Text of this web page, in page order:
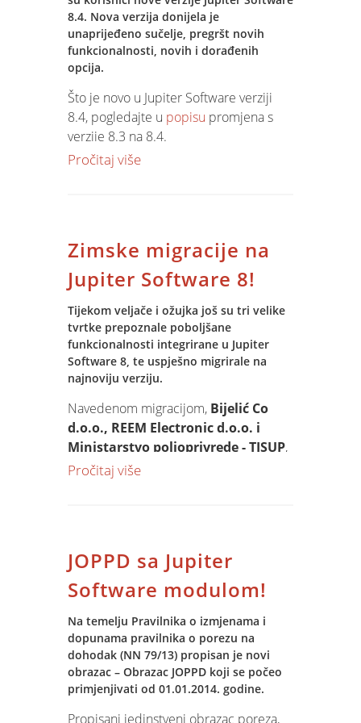
standardne module za upravljanje
tvrtkom – BI, ERP, CRM, HRM i WHM, uz
specifičnosti praćenja proizvodnje
kovanog novca, registracijskih pločica,
numizmatike, medalja, plaketa i znački.
U procesu izvođenja projekta
prakse projektnog managementa (PMI
(milestones) i rješavanja nesukladnosti.
8.4. Nova verzija donijela je
unaprijeđeno sučelje, pregršt novih
funkcionalnosti, novih i dorađenih
opcija.
Što je novo u Jupiter Software verziji
8.4, pogledajte u popisu promjena s
verzije 8.3 na 8.4.
Pročitaj više
Zimske migracije na
Jupiter Software 8!
Tijekom veljače i ožujka još su tri velike
tvrtke prepoznale poboljšane
funkcionalnosti integrirane u Jupiter
Software 8, te uspješno migrirale na
najnoviju verziju.
Navedenom migracijom, Bijelić Co
d.o.o., REEM Electronic d.o.o. i
Ministarstvo poljoprivrede - TISUP,
postale su dio grupe renomiranih tvrtki
kako bi:
- razvijali funkcionalnosti koje ne
možemo postići na trenutnoj platformi
(VB6) – messagging i kolaboracija,
notifikacije za definirane događaje u
Jupiter Software-u, prijava na Jupiter
povezana sa Windows loginom
- isporučili (?) novi look&feel i olakšati
korisnicima rad u Jupiter aplikacijama –
Pročitaj više
JOPPD sa Jupiter
Software modulom!
Na temelju Pravilnika o izmjenama i
dopunama pravilnika o porezu na
dohodak (NN 79/13) propisan je novi
obrazac – Obrazac JOPPD koji se počeo
primjenjivati od 01.01.2014. godine.
Propisani jedinstveni obrazac poreza,